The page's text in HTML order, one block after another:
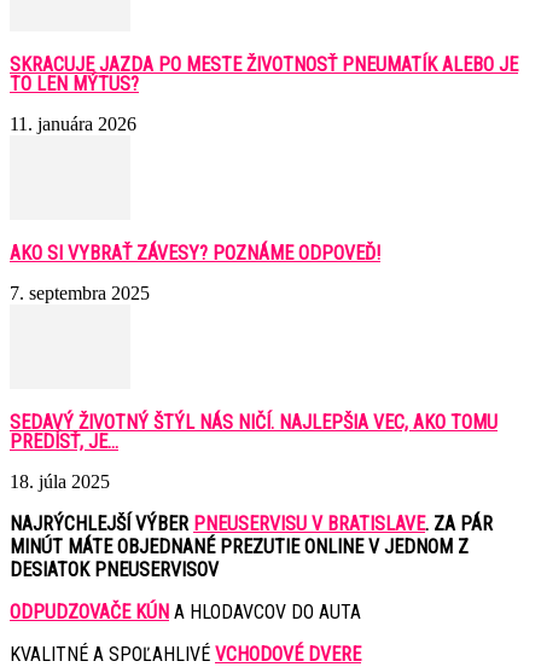
SKRACUJE JAZDA PO MESTE ŽIVOTNOSŤ PNEUMATÍK ALEBO JE
TO LEN MÝTUS?
11. januára 2026
AKO SI VYBRAŤ ZÁVESY? POZNÁME ODPOVEĎ!
7. septembra 2025
SEDAVÝ ŽIVOTNÝ ŠTÝL NÁS NIČÍ. NAJLEPŠIA VEC, AKO TOMU
PREDÍSŤ, JE...
18. júla 2025
NAJRÝCHLEJŠÍ VÝBER PNEUSERVISU V BRATISLAVE. ZA PÁR
MINÚT MÁTE OBJEDNANÉ PREZUTIE ONLINE V JEDNOM Z
DESIATOK PNEUSERVISOV
ODPUDZOVAČE KÚN A HLODAVCOV DO AUTA
KVALITNÉ A SPOĽAHLIVÉ VCHODOVÉ DVERE